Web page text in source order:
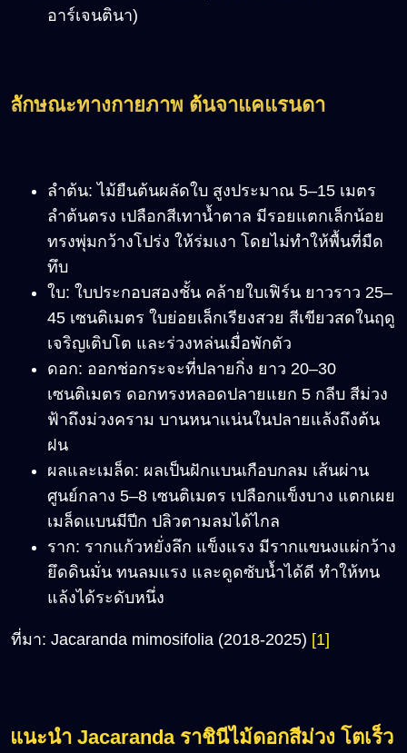
อาร์เจนตินา)
ลักษณะทางกายภาพ ต้นจาแคแรนดา
ลำต้น: ไม้ยืนต้นผลัดใบ สูงประมาณ 5–15 เมตร
ลำต้นตรง เปลือกสีเทาน้ำตาล มีรอยแตกเล็กน้อย
ทรงพุ่มกว้างโปร่ง ให้ร่มเงา โดยไม่ทำให้พื้นที่มืด
ทึบ
ใบ: ใบประกอบสองชั้น คล้ายใบเฟิร์น ยาวราว 25–
45 เซนติเมตร ใบย่อยเล็กเรียงสวย สีเขียวสดในฤดู
เจริญเติบโต และร่วงหล่นเมื่อพักตัว
ดอก: ออกช่อกระจะที่ปลายกิ่ง ยาว 20–30
เซนติเมตร ดอกทรงหลอดปลายแยก 5 กลีบ สีม่วง
ฟ้าถึงม่วงคราม บานหนาแน่นในปลายแล้งถึงต้น
ฝน
ผลและเมล็ด: ผลเป็นฝักแบนเกือบกลม เส้นผ่าน
ศูนย์กลาง 5–8 เซนติเมตร เปลือกแข็งบาง แตกเผย
เมล็ดแบนมีปีก ปลิวตามลมได้ไกล
ราก: รากแก้วหยั่งลึก แข็งแรง มีรากแขนงแผ่กว้าง
ยึดดินมั่น ทนลมแรง และดูดซับน้ำได้ดี ทำให้ทน
แล้งได้ระดับหนึ่ง
ที่มา: Jacaranda mimosifolia (2018-2025) [1]
แนะนำ Jacaranda ราชินีไม้ดอกสีม่วง โตเร็ว